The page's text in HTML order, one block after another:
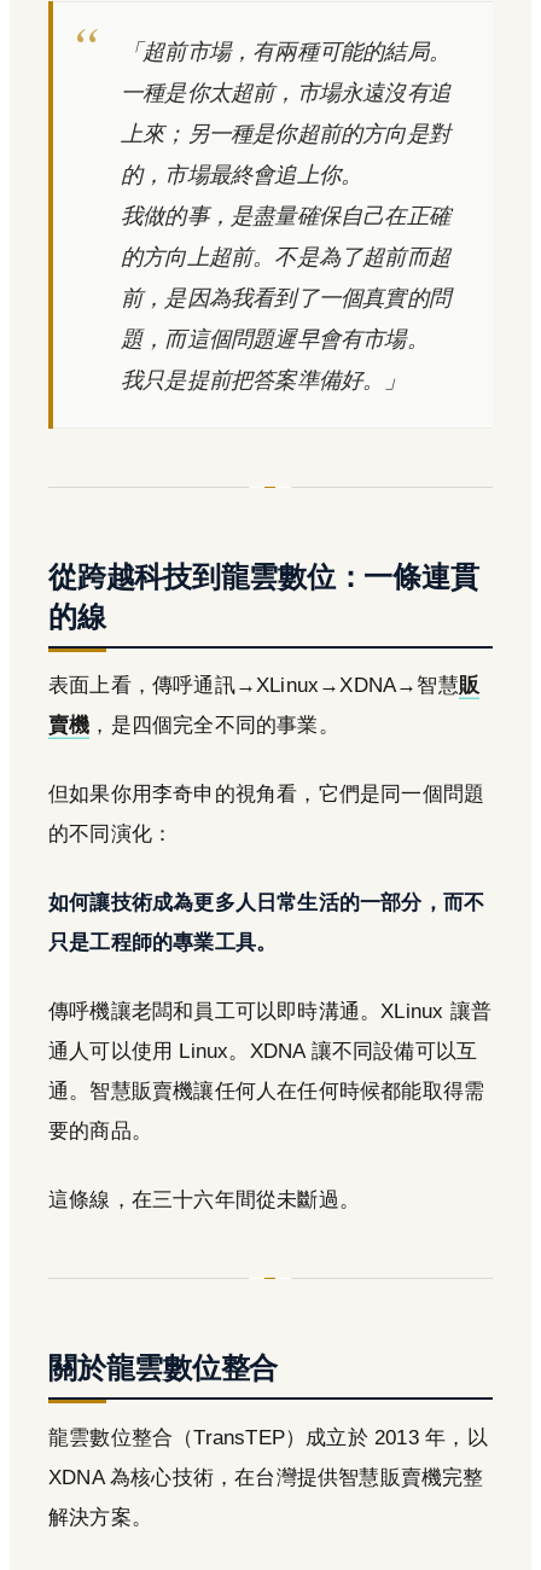
「超前市場，有兩種可能的結局。
一種是你太超前，市場永遠沒有追
上來；另一種是你超前的方向是對
的，市場最終會追上你。
我做的事，是盡量確保自己在正確
的方向上超前。不是為了超前而超
前，是因為我看到了一個真實的問
題，而這個問題遲早會有市場。
我只是提前把答案準備好。」
從跨越科技到龍雲數位：一條連貫
的線
表面上看，傳呼通訊→XLinux→XDNA→智慧販
賣機 ，是四個完全不同的事業。
但如果你用李奇申的視角看，它們是同一個問題
的不同演化：
如何讓技術成為更多人日常生活的一部分，而不
只是工程師的專業工具。
傳呼機讓老闆和員工可以即時溝通。XLinux 讓普
通人可以使用 Linux。XDNA 讓不同設備可以互
通。智慧販賣機讓任何人在任何時候都能取得需
要的商品。
這條線，在三十六年間從未斷過。
關於龍雲數位整合
龍雲數位整合（TransTEP）成立於 2013 年，以
XDNA 為核心技術，在台灣提供智慧販賣機完整
解決方案。